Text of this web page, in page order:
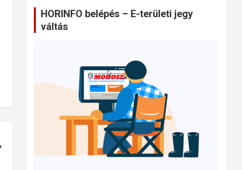
HORINFO belépés – E-területi jegy
váltás